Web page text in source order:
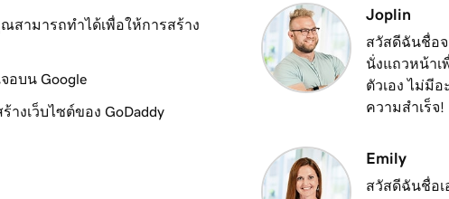
ดของฉัน
สามารถทำได้เพื่อให้การสร้าง
อบน Google
งเว็บไซต์ของ GoDaddy
Joplin
สวัสดีฉันชื่อจ
นั่งแถวหน้าเ
ตัวเอง ไม่มีอ
ความสำเร็จ!
Emily
สวัสดีฉันชื่อเ